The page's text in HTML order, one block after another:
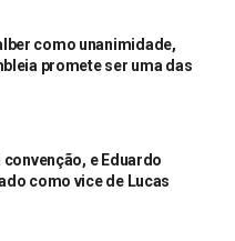
como unanimidade,
promete ser uma das
e Eduardo
como vice de Lucas